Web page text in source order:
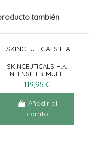
también
SKINCEUTICALS H.A.
INTENSIFIER MULTI-
GLYCAN 30ML
119,95 €
Añadir al
carrito